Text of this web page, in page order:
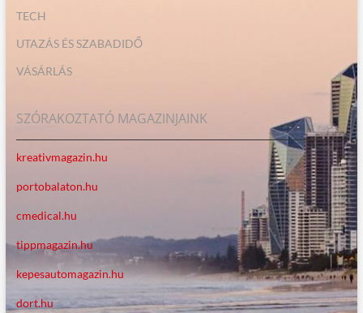
TECH
UTAZÁS ÉS SZABADIDŐ
VÁSÁRLÁS
SZÓRAKOZTATÓ MAGAZINJAINK
kreativmagazin.hu
portobalaton.hu
cmedical.hu
tippmagazin.hu
kepesautomagazin.hu
dort.hu